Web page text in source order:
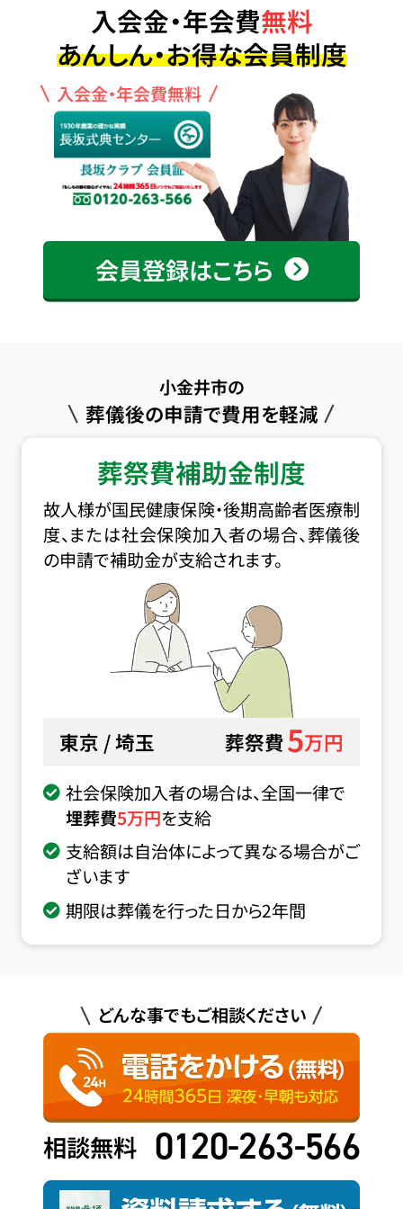
入会金・年会費無料
あんしん・お得な会員制度
入会金・年会費無料
会員登録はこちら
小金井市の
葬儀後の申請で費用を軽減
葬祭費補助金制度
故人様が国民健康保険・後期高齢者医療制
度、または社会保険加入者の場合、葬儀後
の申請で補助金が支給されます。
東京 / 埼玉 葬祭費5万円
社会保険加入者の場合は、全国一律で
埋葬費5万円を支給
支給額は自治体によって異なる場合がご
ざいます
期限は葬儀を行った日から2年間
どんな事でもご相談ください
相談無料 0120-263-566